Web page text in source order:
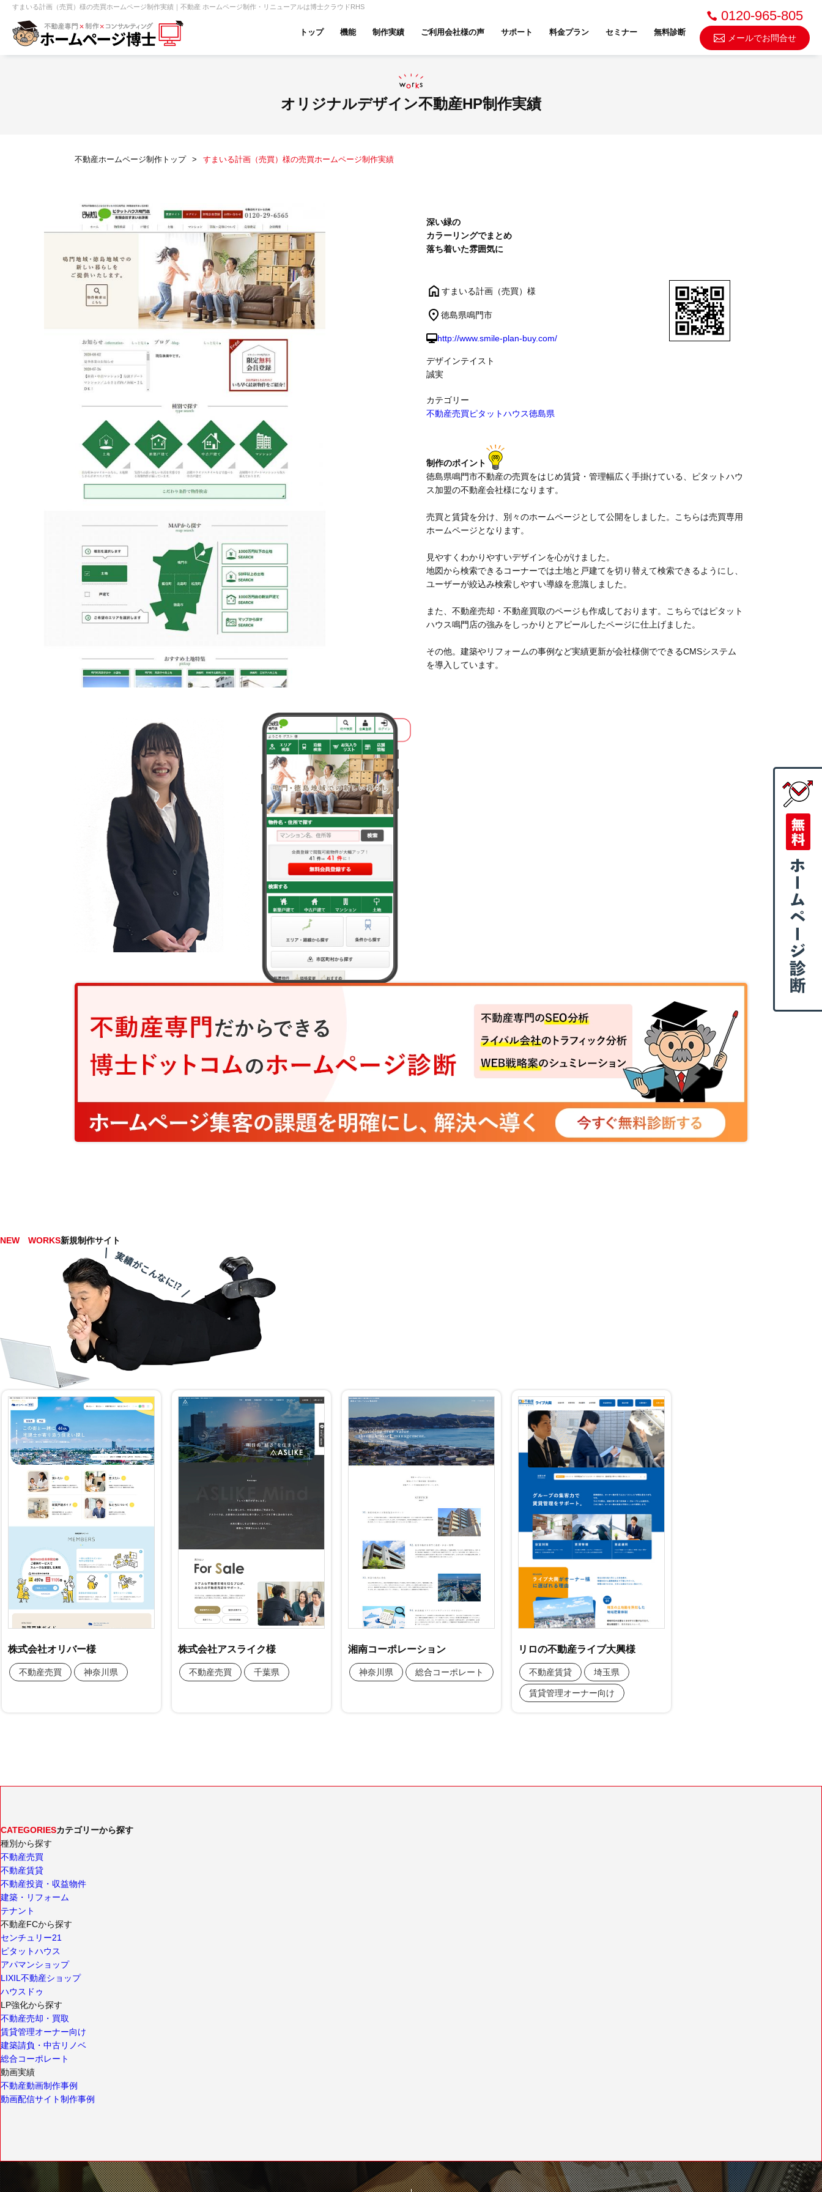
すまいる計画（売買）様の売買ホームページ制作実績｜不動産 ホームページ制作・リニューアルは博士クラウドRHS
トップ 機能 制作実績
不動産投資・収益物件 建築・リフォーム テナント
建築請負・中古リノベ
不動産動画制作事例 動画配信サイト制作事例
ご利用会社様の声 サポート 料金プラン セミナー 無料診断
0120-965-805
メールでお問合せ
オリジナルデザイン不動産HP制作実績
不動産ホームページ制作トップ すまいる計画（売買）様の売買ホームページ制作実績
WEB制作事業部
第四チーム
安田 有希
このスタッフを知る
深い緑の
カラーリングでまとめ
落ち着いた雰囲気に
すまいる計画（売買）様
徳島県鳴門市
http://www.smile-plan-buy.com/
デザインテイスト
誠実
カテゴリー
不動産売買ピタットハウス徳島県
制作のポイント
徳島県鳴門市不動産の売買をはじめ賃貸・管理幅広く手掛けている、ピタットハウ
ス加盟の不動産会社様になります。
売買と賃貸を分け、別々のホームページとして公開をしました。こちらは売買専用
ホームページとなります。
見やすくわかりやすいデザインを心がけました。
地図から検索できるコーナーでは土地と戸建てを切り替えて検索できるようにし、
ユーザーが絞込み検索しやすい導線を意識しました。
また、不動産売却・不動産買取のページも作成しております。こちらではピタット
ハウス鳴門店の強みをしっかりとアピールしたページに仕上げました。
その他。建築やリフォームの事例など実績更新が会社様側でできるCMSシステム
を導入しています。
NEW WORKS新規制作サイト
CATEGORIESカテゴリーから探す
種別から探す
不動産売買
不動産賃貸
不動産投資・収益物件
建築・リフォーム
テナント
不動産FCから探す
センチュリー21
ピタットハウス
アパマンショップ
LIXIL不動産ショップ
ハウスドゥ
LP強化から探す
不動産売却・買取
賃貸管理オーナー向け
建築請負・中古リノベ
総合コーポレート
動画実績
不動産動画制作事例
動画配信サイト制作事例